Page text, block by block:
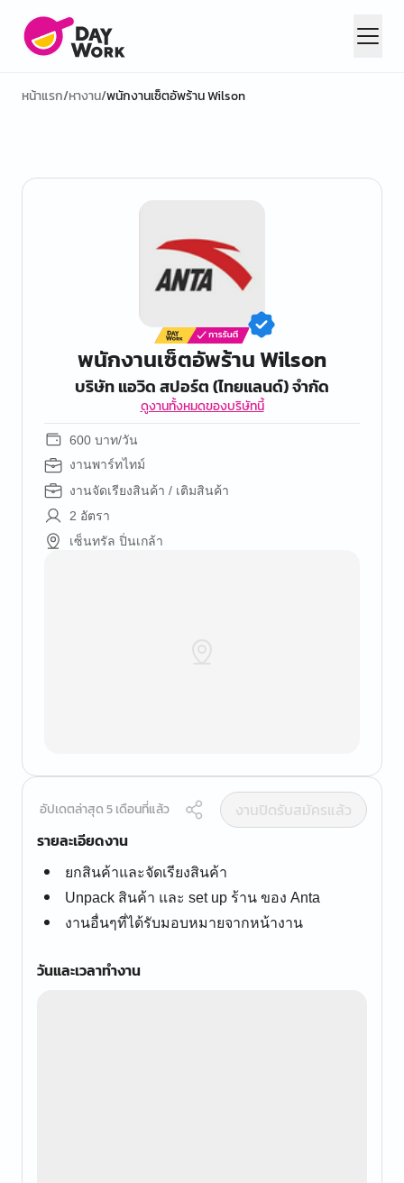
หน้าแรก/หางาน/พนักงานเซ็ตอัพร้าน Wilson
พนักงานเซ็ตอัพร้าน Wilson
บริษัท แอวิด สปอร์ต (ไทยแลนด์) จำกัด
ดูงานทั้งหมดของบริษัทนี้
600 บาท/วัน
งานพาร์ทไทม์
งานจัดเรียงสินค้า / เติมสินค้า
2 อัตรา
เซ็นทรัล ปิ่นเกล้า
อัปเดตล่าสุด 5 เดือนที่แล้ว
งานปิดรับสมัครแล้ว
รายละเอียดงาน
ยกสินค้าและจัดเรียงสินค้า
Unpack สินค้า และ set up ร้าน ของ Anta
งานอื่นๆที่ได้รับมอบหมายจากหน้างาน
วันและเวลาทำงาน